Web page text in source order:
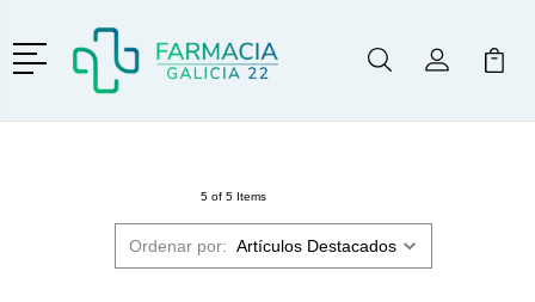
Menú
BuscarMi Cuenta
Mi
5 of 5 Items
Ordenar por: